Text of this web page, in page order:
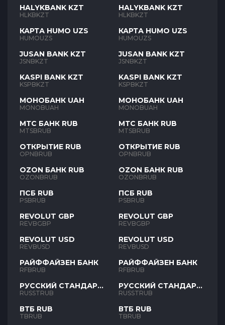
HALYKBANK KZT
HLKBKZT
КАРТА HUMO UZS
HUMOUZS
JUSAN BANK KZT
JSNBKZT
KASPI BANK KZT
KSPBKZT
МОНОБАНК UAH
MONOBUAH
МТС БАНК RUB
MTSBRUB
ОТКРЫТИЕ RUB
OPNBRUB
OZON БАНК RUB
OZONBRUB
ПСБ RUB
PSBRUB
REVOLUT GBP
REVBGBP
REVOLUT USD
REVBUSD
РАЙФФАЙЗЕН БАНК
RFBRUB
РУССКИЙ СТАНДАРТ
RUB
RUSSTRUB
ВТБ RUB
TBRUB
HALYKBANK KZT
HLKBKZT
КАРТА HUMO UZS
HUMOUZS
JUSAN BANK KZT
JSNBKZT
KASPI BANK KZT
KSPBKZT
МОНОБАНК UAH
MONOBUAH
МТС БАНК RUB
MTSBRUB
ОТКРЫТИЕ RUB
OPNBRUB
OZON БАНК RUB
OZONBRUB
ПСБ RUB
PSBRUB
REVOLUT GBP
REVBGBP
REVOLUT USD
REVBUSD
РАЙФФАЙЗЕН БАНК
RFBRUB
РУССКИЙ СТАНДАРТ
RUB
RUSSTRUB
ВТБ RUB
TBRUB